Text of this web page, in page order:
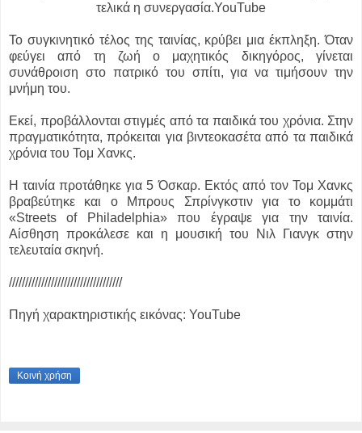
τελικά η συνεργασία.YouTube
Το συγκινητικό τέλος της ταινίας, κρύβει μια έκπληξη. Όταν
φεύγει από τη ζωή ο μαχητικός δικηγόρος, γίνεται
συνάθροιση στο πατρικό του σπίτι, για να τιμήσουν την
μνήμη του.
Εκεί, προβάλλονται στιγμές από τα παιδικά του χρόνια. Στην
πραγματικότητα, πρόκειται για βιντεοκασέτα από τα παιδικά
χρόνια του Τομ Χανκς.
Η ταινία προτάθηκε για 5 Όσκαρ. Εκτός από τον Τομ Χανκς
βραβεύτηκε και ο Μπρους Σπρίνγκστιν για το κομμάτι
«Streets of Philadelphia» που έγραψε για την ταινία.
Αίσθηση προκάλεσε και η μουσική του Νιλ Γιανγκ στην
τελευταία σκηνή.
///////////////////////////////////
Πηγή χαρακτηριστικής εικόνας: YouTube
Κοινή χρήση